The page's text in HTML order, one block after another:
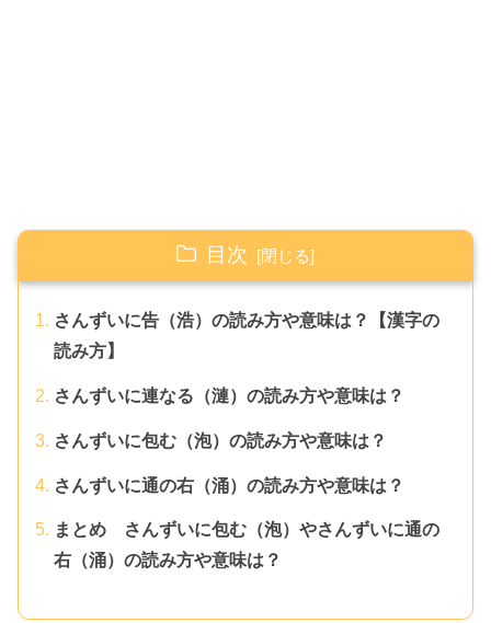
目次
さんずいに告（浩）の読み方や意味は？【漢字の
読み方】
さんずいに連なる（漣）の読み方や意味は？
さんずいに包む（泡）の読み方や意味は？
さんずいに通の右（涌）の読み方や意味は？
まとめ さんずいに包む（泡）やさんずいに通の
右（涌）の読み方や意味は？